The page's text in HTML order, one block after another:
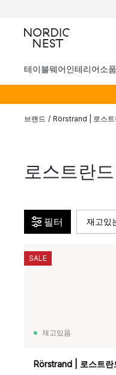
테이블웨어인테리어소품
브랜드 / Rörstrand | 로스트
로스트란
필터 재고있
재고있음
Rörstrand | 로스트란
SALE